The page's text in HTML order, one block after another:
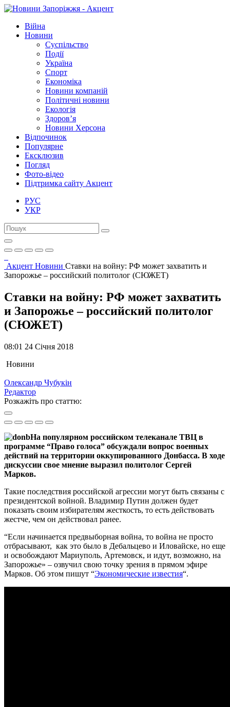
Війна
Новини
Суспільство
Події
Україна
Спорт
Економіка
Новини компаній
Політичні новини
Екологія
Здоров’я
Новини Херсона
Відпочинок
Популярне
Ексклюзив
Погляд
Фото-відео
Підтримка сайту Акцент
РУС
УКР
Акцент Новини Ставки на войну: РФ может захватить и
Запорожье – российский политолог (СЮЖЕТ)
Ставки на войну: РФ может захватить
и Запорожье – российский политолог
(СЮЖЕТ)
08:01 24 Січня 2018
Новини
Олександр Чубукін
Редактор
Розкажіть про статтю:
На популярном российском телеканале ТВЦ в
программе “Право голоса” обсуждали вопрос военных
действий на территории оккупированного Донбасса. В ходе
дискуссии свое мнение выразил политолог Сергей
Марков.
Такие последствия российской агрессии могут быть связаны с
президентской войной. Владимир Путин должен будет
показать своим избирателям жесткость, то есть действовать
жестче, чем он действовал ранее.
“Если начинается предвыборная война, то война не просто
отбрасывают, как это было в Дебальцево и Иловайске, но еще
и освобождают Мариуполь, Артемовск, и идут, возможно, на
Запорожье» – озвучил свою точку зрения в прямом эфире
Марков. Об этом пишут “Экономические известия“.